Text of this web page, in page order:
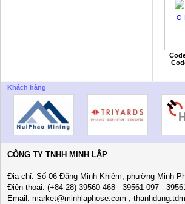
Khách hàng
CÔNG TY TNHH MINH LẬP
Địa chỉ: Số 06 Đặng Minh Khiêm, phường Minh
Điện thoại: (+84-28) 39560 468 - 39561 097 -
Email: market@minhlaphose.com ;